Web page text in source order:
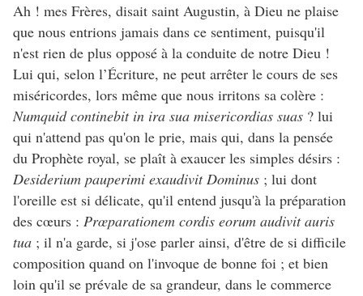
Ah ! mes Frères, disait saint Augustin, à Dieu ne plaise
que nous entrions jamais dans ce sentiment, puisqu'il
n'est rien de plus opposé à la conduite de notre Dieu !
Lui qui, selon l’Écriture, ne peut arrêter le cours de ses
miséricordes, lors même que nous irritons sa colère :
Numquid continebit in ira sua misericordias suas ? lui
qui n'attend pas qu'on le prie, mais qui, dans la pensée
du Prophète royal, se plaît à exaucer les simples désirs :
Desiderium pauperimi exaudivit Dominus ; lui dont
l'oreille est si délicate, qu'il entend jusqu'à la préparation
des cœurs : Prœparationem cordis eorum audivit auris
tua ; il n'a garde, si j'ose parler ainsi, d'être de si difficile
composition quand on l'invoque de bonne foi ; et bien
loin qu'il se prévale de sa grandeur, dans le commerce